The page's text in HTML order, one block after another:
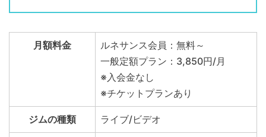
月額料金
ルネサンス会員：無料～
一般定額プラン：3,850円/月
※入会金なし
※チケットプランあり
ジムの種類 ライブ/ビデオ